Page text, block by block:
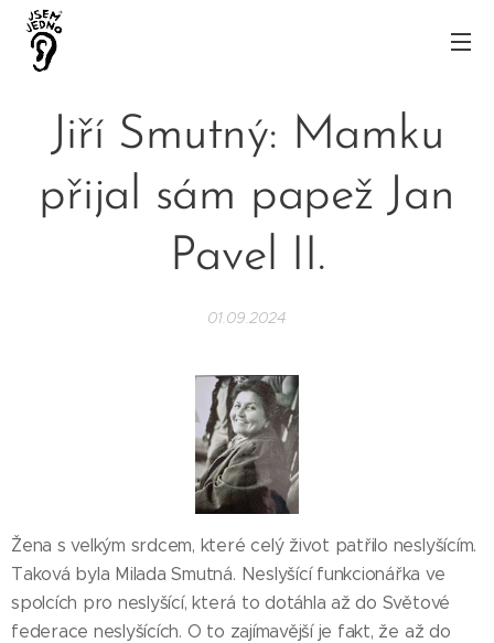
Jiří Smutný: Mamku
přijal sám papež Jan
Pavel II.
01.09.2024
Žena s velkým srdcem, které celý život patřilo neslyšícím.
Taková byla Milada Smutná. Neslyšící funkcionářka ve
spolcích pro neslyšící, která to dotáhla až do Světové
federace neslyšících. O to zajímavější je fakt, že až do